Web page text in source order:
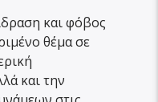
και φόβος
θέμα σε
και την